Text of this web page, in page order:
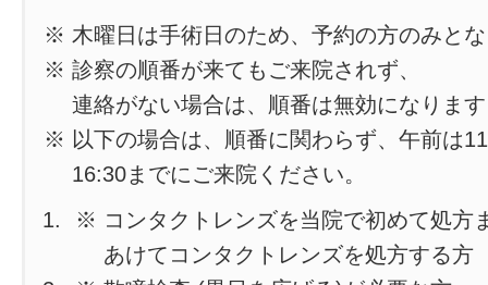
※ 木曜日は手術日のため、予約の方のみと
※ 診察の順番が来てもご来院されず、
連絡がない場合は、順番は無効になりま
※ 以下の場合は、順番に関わらず、午前は
16:30までにご来院ください。
※ コンタクトレンズを当院で初めて処方
あけてコンタクトレンズを処方する方